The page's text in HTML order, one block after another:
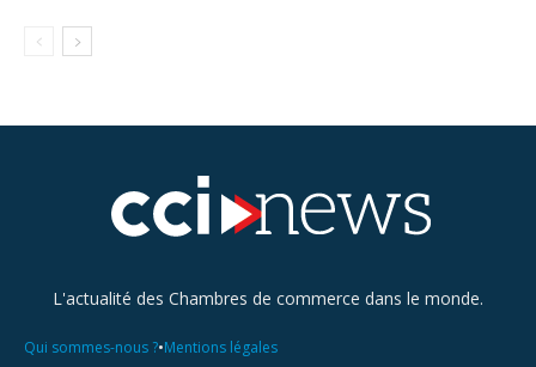
L'actualité des Chambres de commerce dans le monde.
Qui sommes-nous ?•Mentions légales